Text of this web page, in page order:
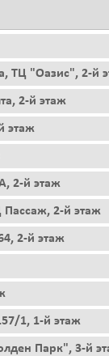
ТЦ "Оазис", 2-й
2-й этаж
этаж
2-й этаж
2-й этаж
2-й этаж
1, 1-й этаж
Парк", 3-й